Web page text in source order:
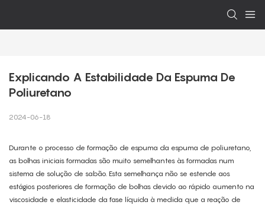
Explicando A Estabilidade Da Espuma De
Poliuretano
2024-06-18
Durante o processo de formação de espuma da espuma de poliuretano,
as bolhas iniciais formadas são muito semelhantes às formadas num
sistema de solução de sabão. Esta semelhança não se estende aos
estágios posteriores de formação de bolhas devido ao rápido aumento na
viscosidade e elasticidade da fase líquida à medida que a reação de